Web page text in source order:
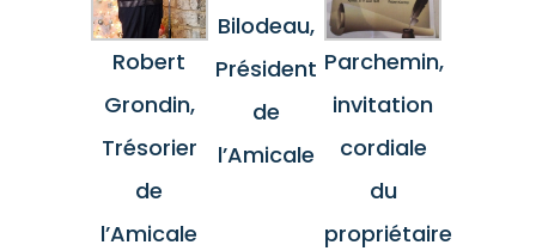
Robert
Grondin,
Trésorier
de
l’Amicale
Bilodeau,
Président
de
l’Amicale
Parchemin,
invitation
cordiale
du
propriétaire